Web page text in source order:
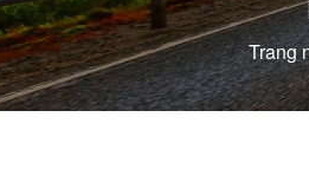
Trang